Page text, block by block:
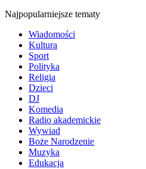
Najpopularniejsze tematy
Wiadomości
Kultura
Sport
Polityka
Religia
Dzieci
DJ
Komedia
Radio akademickie
Wywiad
Boże Narodzenie
Muzyka
Edukacja